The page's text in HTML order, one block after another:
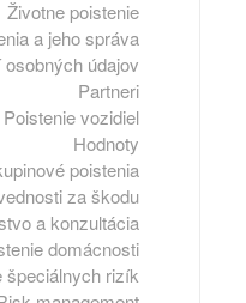
Životne poistenie
a jeho správa
údajov
Partneri
Poistenie vozidiel
Hodnoty
poistenia
za škodu
a konzultácia
domácnosti
špeciálnych rizík